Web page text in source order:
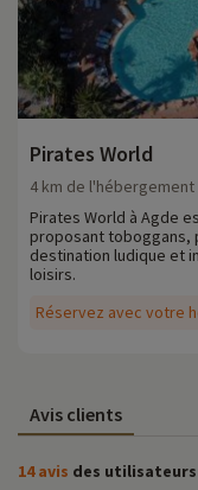
Pirates World
Réservez avec votre
4 km de l'hébergement
Pirates World à Agde
proposant toboggans,
destination ludique et
loisirs.
Avis clients
14 avis des utilisateurs